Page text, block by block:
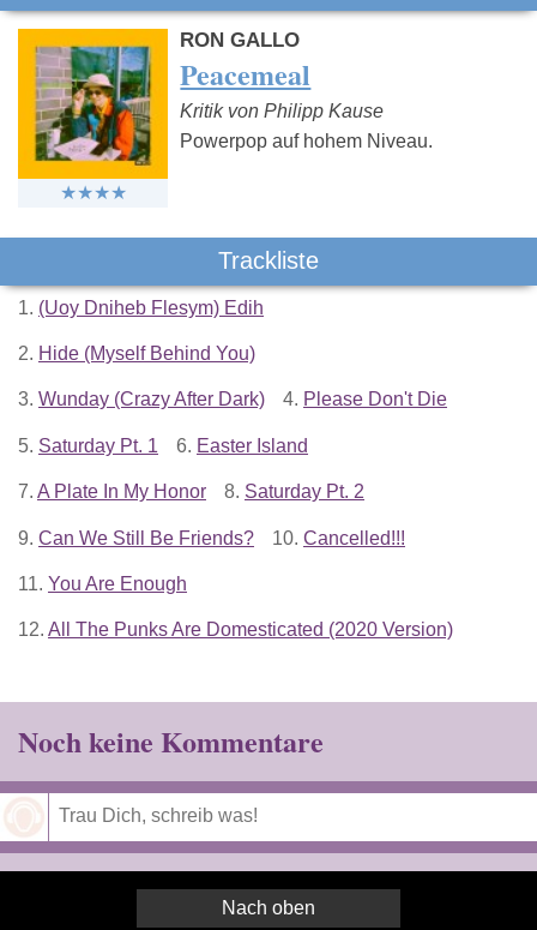
RON GALLO
Peacemeal
Kritik von Philipp Kause
Powerpop auf hohem Niveau.
Trackliste
1. (Uoy Dniheb Flesym) Edih
2. Hide (Myself Behind You)
3. Wunday (Crazy After Dark) 4. Please Don't Die
5. Saturday Pt. 1 6. Easter Island
7. A Plate In My Honor 8. Saturday Pt. 2
9. Can We Still Be Friends? 10. Cancelled!!!
11. You Are Enough
12. All The Punks Are Domesticated (2020 Version)
Noch keine Kommentare
Nach oben